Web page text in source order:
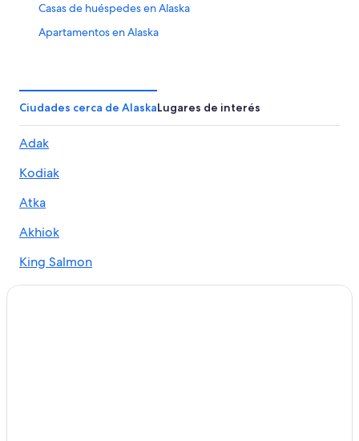
Casas de huéspedes en Alaska
Apartamentos en Alaska
Hoteles familiares en Alaska
Hoteles históricos en Alaska
Hoteles baratos en Alaska
Hoteles con traslado al aeropuerto en Alaska
Hoteles con vista en Alaska
Lodges en Alaska
Hoteles en Karluk
Ciudades cerca de AlaskaLugares de interés
Adak
Kodiak
Atka
Akhiok
King Salmon